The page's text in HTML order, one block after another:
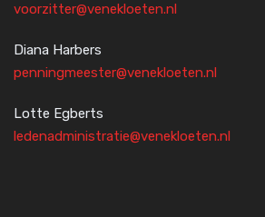
voorzitter@venekloeten.nl
Diana Harbers
penningmeester@venekloeten.nl
Lotte Egberts
ledenadministratie@venekloeten.nl